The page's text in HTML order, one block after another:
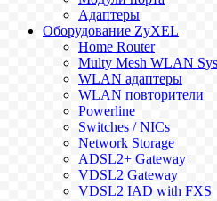
Адаптеры
Оборудование ZyXEL
Home Router
Multy Mesh WLAN
WLAN адаптеры
WLAN повторители
Powerline
Switches / NICs
Network Storage
ADSL2+ Gateway
VDSL2 Gateway
VDSL2 IAD with FXS